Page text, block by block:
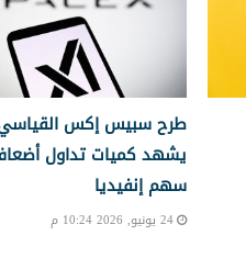
طرح سبيس إكس
يشهد كميات تداول
سهم إنفيديا
24 يونيو, 2026 10:24 م